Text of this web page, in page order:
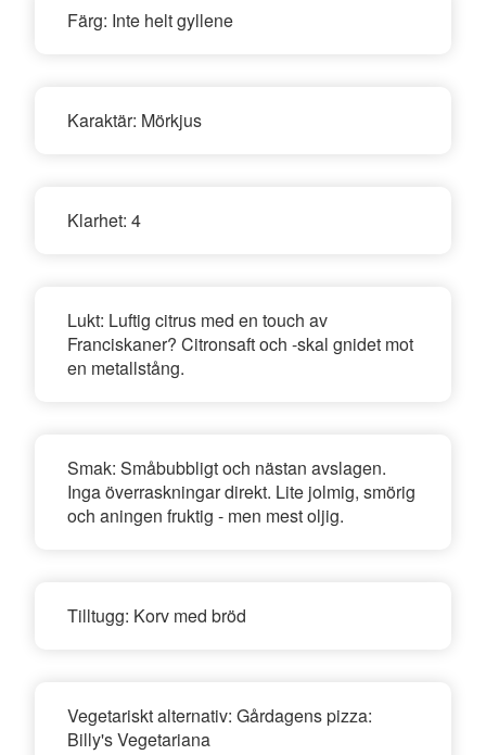
Färg: Inte helt gyllene
Karaktär: Mörkjus
Klarhet: 4
Lukt: Luftig citrus med en touch av
Franciskaner? Citronsaft och -skal gnidet mot
en metallstång.
Smak: Småbubbligt och nästan avslagen.
Inga överraskningar direkt. Lite jolmig, smörig
och aningen fruktig - men mest oljig.
Tilltugg: Korv med bröd
Vegetariskt alternativ: Gårdagens pizza:
Billy's Vegetariana